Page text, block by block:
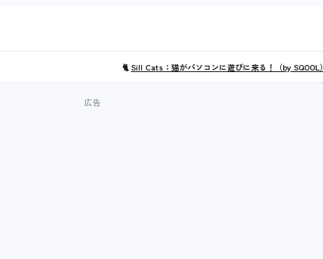
🐈Sill Cats：猫がパソコンに遊びに来る！（by SQOOL）